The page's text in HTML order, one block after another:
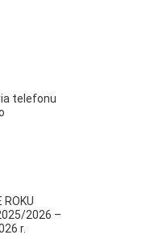
telefonu
ROKU
2026 –
r.